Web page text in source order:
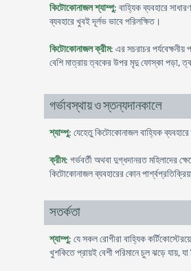
কিটোকোনাজল শ্যাম্পু: বাহ্যিক ব্যবহারে
ব্যবহারে খুবই দূর্লভ ভাবে পরিলক্ষিত।
কিটোকোনাজল ক্রীম: এর সচরাচর
বেশি মাত্রায় ত্বকের উপর মৃদু ফোস্কা পড়া,
গর্ভাবস্থায় ও স্তন্যদানকালে
শ্যাম্পু: যেহেতু কিটোকোনাজল বাহ্যিক
ক্রীম: গর্ভবর্তী অথবা দুগ্ধদানরত মহিলাদের
কিটোকোনাজল ব্যবহারের কোন
সতর্কতা
শ্যাম্পু: যে সকল রোগীরা বাহ্যিক
খুশকিতে প্রায়ই বেশী পরিমানে চুল ঝড়ে যায়,